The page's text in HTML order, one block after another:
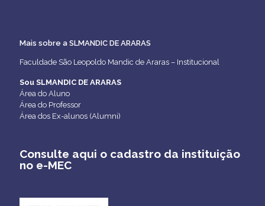
Mais sobre a SLMANDIC DE ARARAS
Faculdade São Leopoldo Mandic de Araras – Institucional
Sou SLMANDIC DE ARARAS
Área do Aluno
Área do Professor
Área dos Ex-alunos (Alumni)
Consulte aqui o cadastro da instituição
no e-MEC